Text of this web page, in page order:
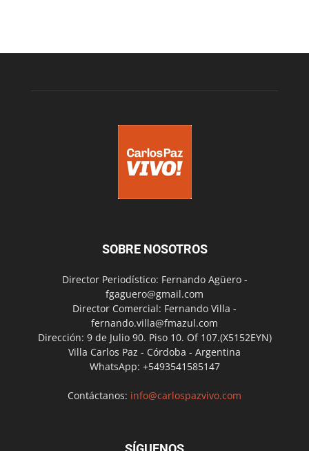
SOBRE NOSOTROS
Director Periodístico: Fernando Agüero -
fgaguero@gmail.com
Director Comercial: Fernando Villa -
fernando.villa@fmazul.com
Dirección: 9 de Julio 90. Piso 10. Of 107.(X5152EYN)
Villa Carlos Paz - Córdoba - Argentina
WhatsApp: +5493541585147
Contáctanos: info@carlospazvivo.com